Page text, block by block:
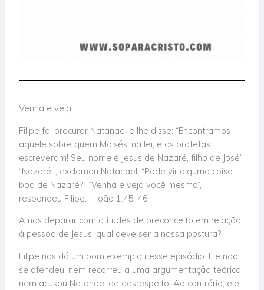
Venha e veja!
Filipe foi procurar Natanael e lhe disse: “Encontramos
aquele sobre quem Moisés, na lei, e os profetas
escreveram! Seu nome é Jesus de Nazaré, filho de José”.
“Nazaré!”, exclamou Natanael. “Pode vir alguma coisa
boa de Nazaré?” “Venha e veja você mesmo”,
respondeu Filipe. – João 1:45-46
A nos deparar com atitudes de preconceito em relação
à pessoa de Jesus, qual deve ser a nossa postura?
Filipe nos dá um bom exemplo nesse episódio. Ele não
se ofendeu, nem recorreu a uma argumentação teórica,
nem acusou Natanael de desrespeito. Ao contrário, ele